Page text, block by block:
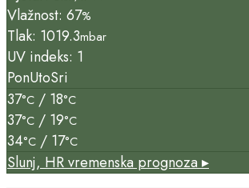
Vlažnost: 67%
Tlak: 1019.3mbar
UV indeks: 1
PonUtoSri
37°C / 18°C
37°C / 19°C
34°C / 17°C
Slunj, HRvremenska prognoza ▸